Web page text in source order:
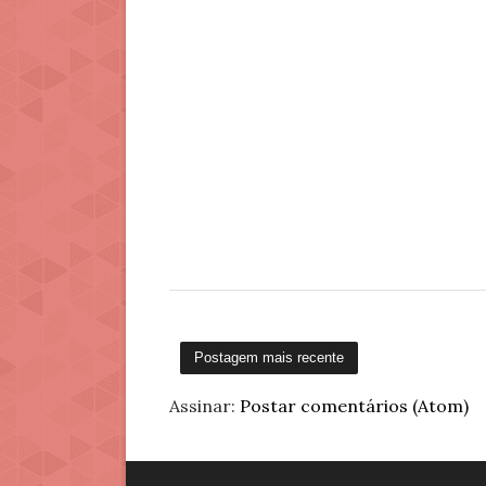
Postagem mais recente
Assinar: Postar comentários (Atom)